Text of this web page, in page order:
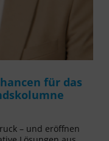
für das
– und eröffnen